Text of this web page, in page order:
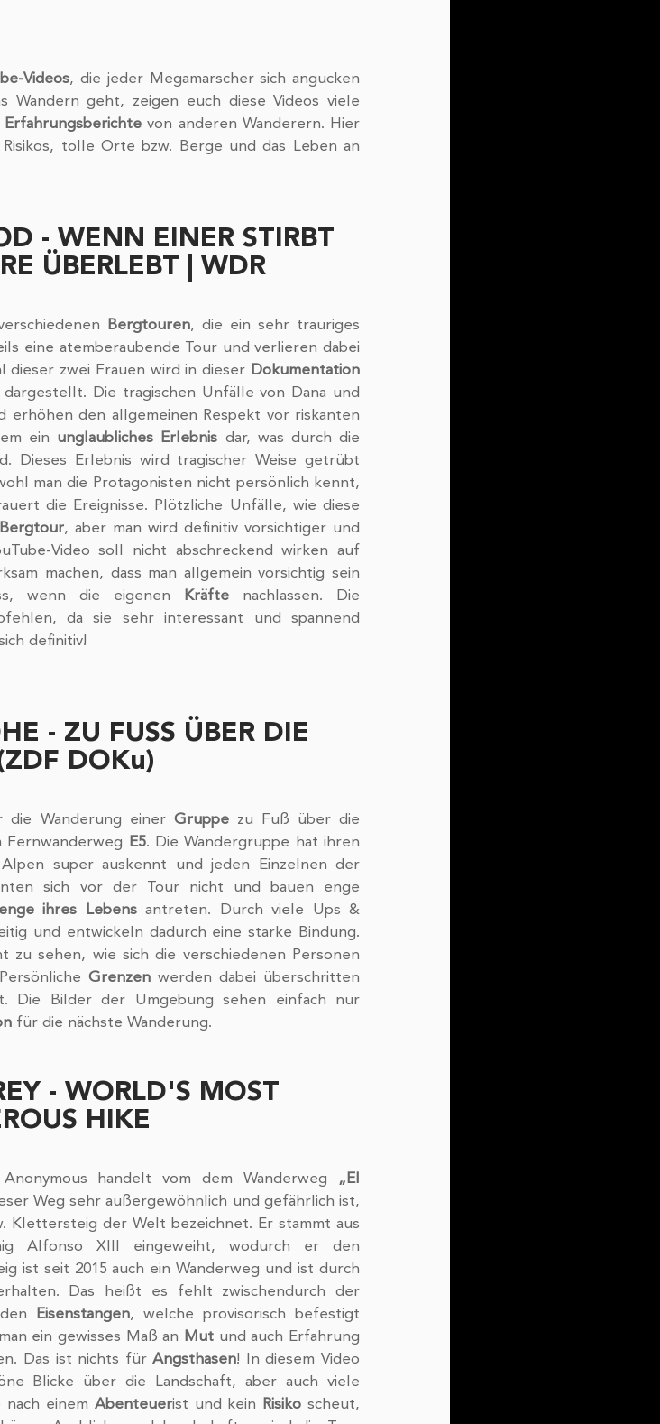
Videos, die jeder Megamarscher sich angucken
geht, zeigen euch diese Videos viele
Erfahrungsberichte von anderen Wanderern. Hier
tolle Orte bzw. Berge und das Leben an
- WENN EINER STIRBT
ÜBERLEBT | WDR
Bergtouren, die ein sehr trauriges
eine atemberaubende Tour und verlieren dabei
dieser zwei Frauen wird in dieser Dokumentation
Die tragischen Unfälle von Dana und
erhöhen den allgemeinen Respekt vor riskanten
ein unglaubliches Erlebnis dar, was durch die
Dieses Erlebnis wird tragischer Weise getrübt
man die Protagonisten nicht persönlich kennt,
die Ereignisse. Plötzliche Unfälle, wie diese
, aber man wird definitiv vorsichtiger und
machen, dass man allgemein vorsichtig sein
wenn die eigenen
Kräfte nachlassen. Die
da sie sehr interessant und spannend
definitiv!
- ZU FUSS ÜBER DIE
DOKu)
die Wanderung einer Gruppe zu Fuß über die
Fernwanderweg E5. Die Wandergruppe hat ihren
super auskennt und jeden Einzelnen der
sich vor der Tour nicht und bauen enge
ihres Lebens antreten. Durch viele Ups &
und entwickeln dadurch eine starke Bindung.
zu sehen, wie sich die verschiedenen Personen
Grenzen werden dabei überschritten
Die Bilder der Umgebung sehen einfach nur
für die nächste Wanderung.
- WORLD'S MOST
HIKE
handelt vom dem Wanderweg
„El
Weg sehr außergewöhnlich und gefährlich ist,
Klettersteig der Welt bezeichnet. Er stammt aus
Alfonso XIII eingeweiht, wodurch er den
ist seit 2015 auch ein Wanderweg und ist durch
Das heißt es fehlt zwischendurch der
Eisenstangen, welche provisorisch befestigt
ein gewisses Maß an Mut und auch Erfahrung
Das ist nichts für Angsthasen! In diesem Video
Blicke über die Landschaft, aber auch viele
einem Abenteuerist und kein Risiko scheut,